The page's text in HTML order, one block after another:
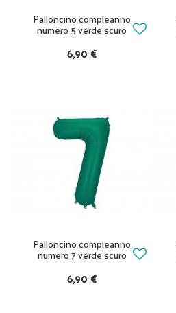
Palloncino compleanno
numero 5 verde scuro
6,90 €
Palloncino compleanno
numero 7 verde scuro
6,90 €